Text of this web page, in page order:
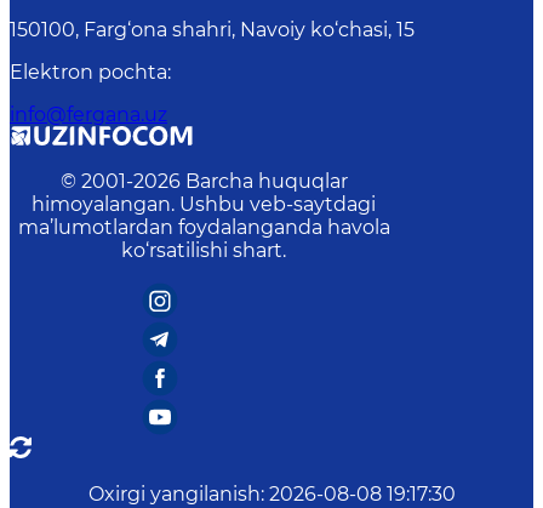
150100, Fаrg‘оnа shаhri, Nаvоiy ko‘chаsi, 15
Elektron pochta:
info@fergana.uz
© 2001-2026 Barcha huquqlar
himoyalangan. Ushbu veb-saytdagi
ma’lumotlardan foydalanganda havola
ko‘rsatilishi shart.
Oxirgi yangilanish: 2026-08-08 19:17:30